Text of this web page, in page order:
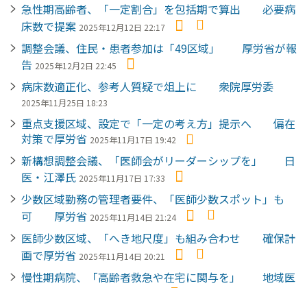
急性期高齢者、「一定割合」を包括期で算出 必要病
床数で提案 2025年12月12日 22:17
調整会議、住民・患者参加は「49区域」 厚労省が報
告 2025年12月2日 22:45
病床数適正化、参考人質疑で俎上に 衆院厚労委
2025年11月25日 18:23
重点支援区域、設定で「一定の考え方」提示へ 偏在
対策で厚労省 2025年11月17日 19:42
新構想調整会議、「医師会がリーダーシップを」 日
医・江澤氏 2025年11月17日 17:33
少数区域勤務の管理者要件、「医師少数スポット」も
可 厚労省 2025年11月14日 21:24
医師少数区域、「へき地尺度」も組み合わせ 確保計
画で厚労省 2025年11月14日 20:21
慢性期病院、「高齢者救急や在宅に関与を」 地域医